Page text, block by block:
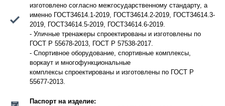
изготовлено согласно межгосударственному стандарту, а
именно ГОСТ34614.1-2019, ГОСТ34614.2-2019, ГОСТ34614.3-
2019, ГОСТ34614.5-2019, ГОСТ34614.6-2019.
- Уличные тренажеры спроектированы и изготовлены по
ГОСТ Р 55678-2013, ГОСТ Р 57538-2017.
- Спортивное оборудование, спортивные комплексы,
воркаут и многофункциональные
комплексы спроектированы и изготовлены по ГОСТ Р
55677-2013.
Паспорт на изделие: